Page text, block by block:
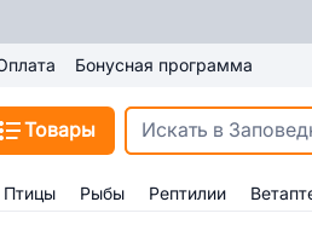
Бонусная программа
Товары
Птицы Рыбы Рептилии